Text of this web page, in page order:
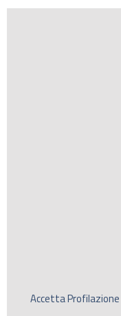
AccettaProfilazione